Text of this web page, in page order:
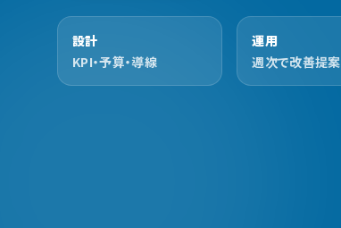
設計
KPI・予算・導線
運用
週次で改善提案